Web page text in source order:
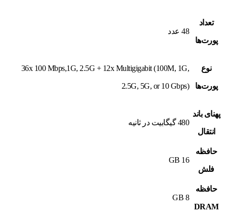
تعداد
پورت‌ها
48 عدد
نوع
پورت‌ها
36x 100 Mbps,1G, 2.5G + 12x Multigigabit (100M, 1G,
2.5G, 5G, or 10 Gbps)
پهنای باند
انتقال
480 گیگابیت در ثانیه
حافظه
فلش
16 GB
حافظه
DRAM
8 GB